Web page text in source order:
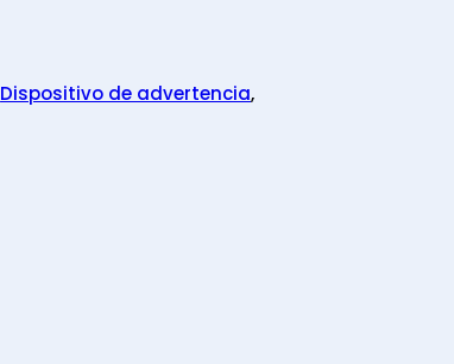
Dispositivo de advertencia,